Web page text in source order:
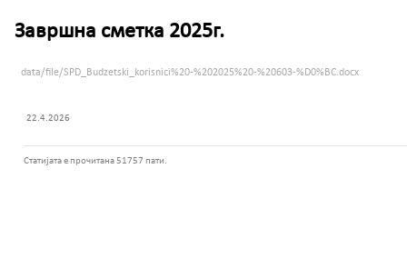
Завршна сметка 2025г.
data/file/SPD_Budzetski_korisnici%20-%202025%20-%20603-%D0%BC.docx
22.4.2026
Статијата е прочитана 51757 пати.